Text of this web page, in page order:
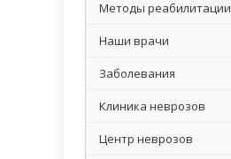
Методы реабилитации
Наши врачи
Заболевания
Клиника неврозов
Центр неврозов